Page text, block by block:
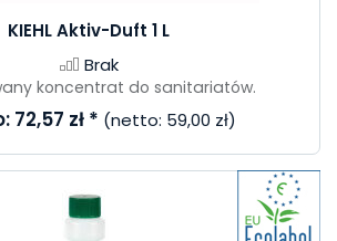
KIEHL Aktiv-Duft 1 L
Brak
koncentrat do sanitariatów.
72,57 zł* (netto: 59,00 zł)